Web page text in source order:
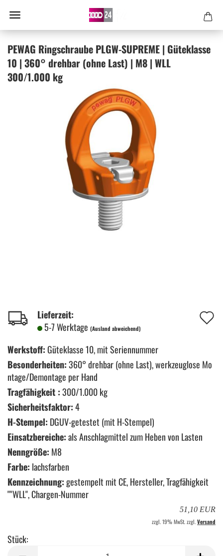
PEWAG Ring­schrau­be PLGW-​SUPREME | Gü­te­klas­se
10 | 360° dreh­bar (ohne Last) | M8 | WLL
300/1.000 kg
Lieferzeit:
5-7 Werktage (Ausland abweichend)
Werkstoff:Güteklasse 10, mit Seriennummer
Besonderheiten:360° drehbar (ohne Last), werkzeuglose Mo
ntage/Demontage per Hand
Tragfähigkeit :300/1.000 kg
Sicherheitsfaktor:4
H-Stempel: DGUV-getestet (mit H-Stempel)
Einsatzbereiche:als Anschlagmittel zum Heben von Lasten
Nenngröße: M8
Farbe: lachsfarben
Kennzeichnung:gestempelt mit CE, Hersteller, Tragfähigkeit
""WLL", Chargen-Nummer
51,10 EUR
zzgl. 19% MwSt. zzgl.Versand
Stück: